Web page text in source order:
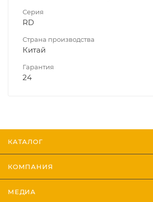
Серия
RD
Страна производства
Китай
Гарантия
24
КАТАЛОГ
КОМПАНИЯ
МЕДИА